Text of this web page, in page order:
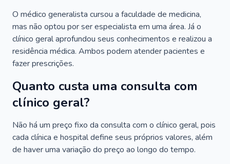
O médico generalista cursou a faculdade de medicina,
mas não optou por ser especialista em uma área. Já o
clínico geral aprofundou seus conhecimentos e realizou a
residência médica. Ambos podem atender pacientes e
fazer prescrições.
Quanto custa uma consulta com
clínico geral?
Não há um preço fixo da consulta com o clínico geral, pois
cada clínica e hospital define seus próprios valores, além
de haver uma variação do preço ao longo do tempo.